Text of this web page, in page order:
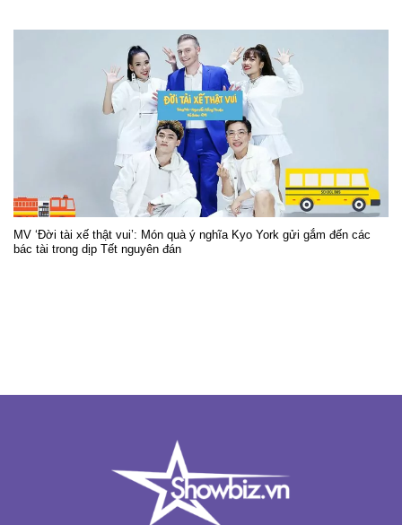
MV ‘Đời tài xế thật vui’: Món quà ý nghĩa Kyo York gửi gắm đến các
bác tài trong dịp Tết nguyên đán